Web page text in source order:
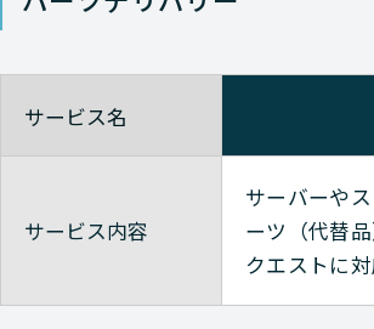
サービス名
サービス内容
サーバーや
ーツ（代替
クエストに